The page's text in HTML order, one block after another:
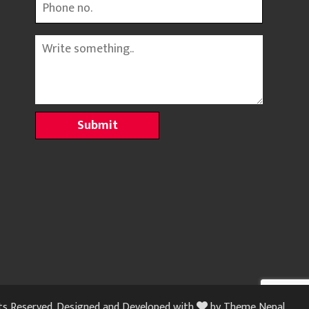
Message